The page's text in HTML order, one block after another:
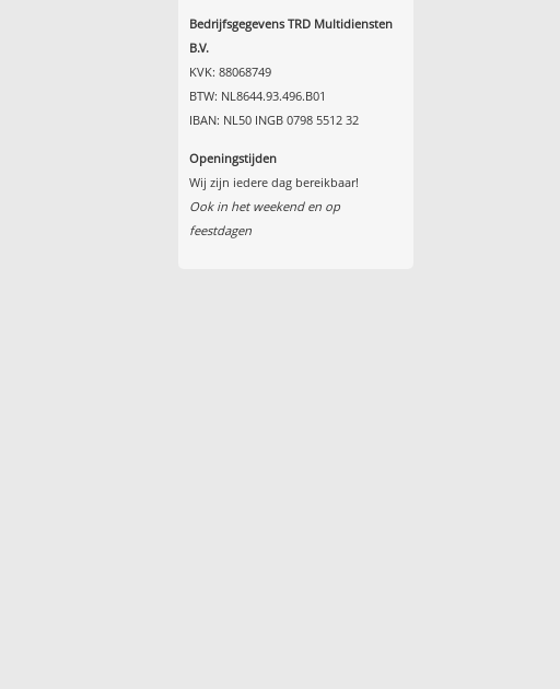
Bedrijfsgegevens TRD Multidiensten
B.V.
KVK: 88068749
BTW: NL8644.93.496.B01
IBAN: NL50 INGB 0798 5512 32
Openingstijden
Wij zijn iedere dag bereikbaar!
Ook in het weekend en op
feestdagen